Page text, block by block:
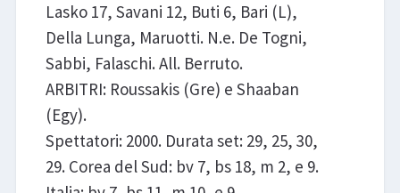
Lasko 17, Savani 12, Buti 6, Bari (L),
Della Lunga, Maruotti. N.e. De Togni,
Sabbi, Falaschi. All. Berruto.
ARBITRI: Roussakis (Gre) e Shaaban
(Egy).
Spettatori: 2000. Durata set: 29, 25, 30,
29. Corea del Sud: bv 7, bs 18, m 2, e 9.